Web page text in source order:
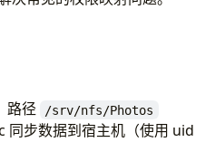
机 subuid/subgid
建匹配用户
数（不推荐）
用户
路径 /srv/nfs/Photos
同步数据到宿主机（使用 uid